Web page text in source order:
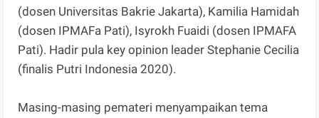
(dosen Universitas Bakrie Jakarta), Kamilia Hamidah
(dosen IPMAFa Pati), Isyrokh Fuaidi (dosen IPMAFA
Pati). Hadir pula key opinion leader Stephanie Cecilia
(finalis Putri Indonesia 2020).
Masing-masing pemateri menyampaikan tema